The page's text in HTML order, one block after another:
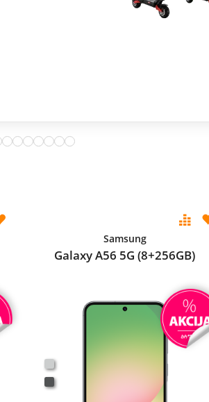
Samsung
Galaxy A56 5G (8+256GB)